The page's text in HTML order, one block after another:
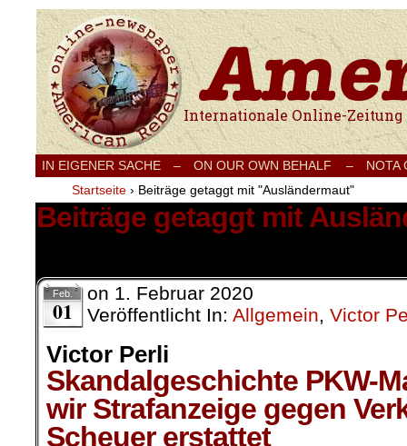
Internationale Onlinezeitung für Frieden,
IN EIGENER SACHE – ON OUR OWN BEHALF –
NOTA
Startseite › Beiträge getaggt mit "Ausländermaut"
Beiträge getaggt mit
Feb.
01
on 1. Februar 2020
Veröffentlicht In: Allgemein, Victor
Victor Perli
Skandalgeschichte PKW-
wir Strafanzeige gegen
Scheuer erstattet